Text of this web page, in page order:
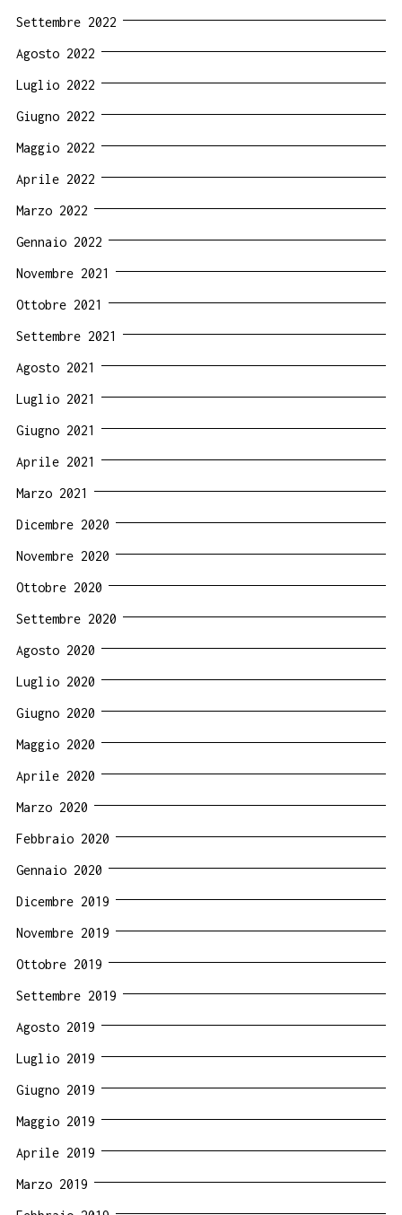
Settembre 2022
Agosto 2022
Luglio 2022
Giugno 2022
Maggio 2022
Aprile 2022
Marzo 2022
Gennaio 2022
Novembre 2021
Ottobre 2021
Settembre 2021
Agosto 2021
Luglio 2021
Giugno 2021
Aprile 2021
Marzo 2021
Dicembre 2020
Novembre 2020
Ottobre 2020
Settembre 2020
Agosto 2020
Luglio 2020
Giugno 2020
Maggio 2020
Aprile 2020
Marzo 2020
Febbraio 2020
Gennaio 2020
Dicembre 2019
Novembre 2019
Ottobre 2019
Settembre 2019
Agosto 2019
Luglio 2019
Giugno 2019
Maggio 2019
Aprile 2019
Marzo 2019